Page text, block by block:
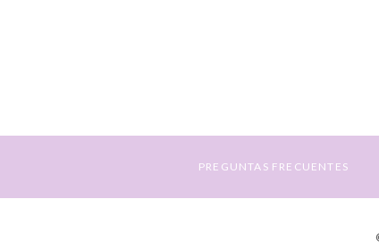
PREGUNTAS FRECUENTES